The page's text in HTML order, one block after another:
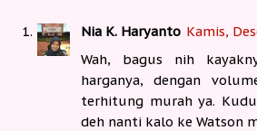
Nia K. Haryanto Kamis,
Wah, bagus nih
harganya, dengan
terhitung murah ya.
deh nanti kalo ke Watson